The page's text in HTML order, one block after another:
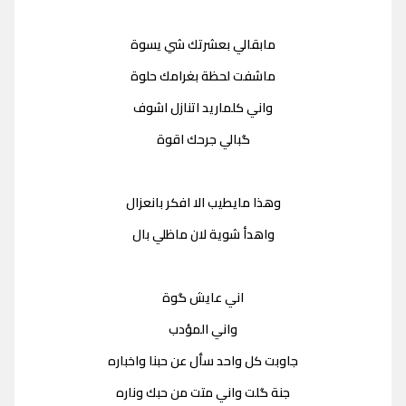
مابقالي بعشرتك شي يسوة
ماشفت لحظة بغرامك حلوة
واني كلماريد اتنازل اشوف
گبالي جرحك اقوة
وهذا مايطيب الا افكر بانعزال
واهدأ شوية لان ماظلي بال
اني عايش گوة
واني المؤدب
جاوبت كل واحد سأل عن حبنا واخباره
جنة گلت واني متت من حبك وناره